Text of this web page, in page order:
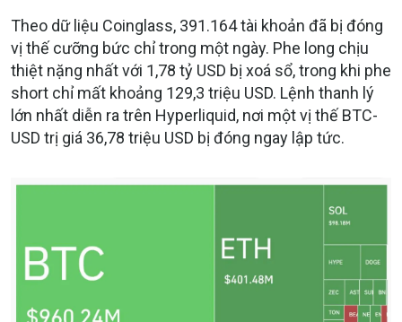
Theo dữ liệu Coinglass, 391.164 tài khoản đã bị đóng
vị thế cưỡng bức chỉ trong một ngày. Phe long chịu
thiệt nặng nhất với 1,78 tỷ USD bị xoá sổ, trong khi phe
short chỉ mất khoảng 129,3 triệu USD. Lệnh thanh lý
lớn nhất diễn ra trên Hyperliquid, nơi một vị thế BTC-
USD trị giá 36,78 triệu USD bị đóng ngay lập tức.